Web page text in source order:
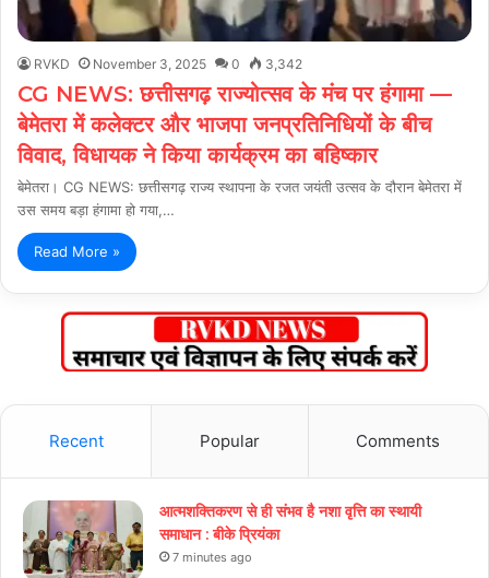
RVKD November 3, 2025 0 3,342
CG NEWS: छत्तीसगढ़ राज्योत्सव के मंच पर हंगामा —
बेमेतरा में कलेक्टर और भाजपा जनप्रतिनिधियों के बीच
विवाद, विधायक ने किया कार्यक्रम का बहिष्कार
बेमेतरा। CG NEWS: छत्तीसगढ़ राज्य स्थापना के रजत जयंती उत्सव के दौरान बेमेतरा में
उस समय बड़ा हंगामा हो गया,…
Read More »
Recent Popular Comments
आत्मशक्तिकरण से ही संभव है नशा वृत्ति का स्थायी
समाधान : बीके प्रियंका
7 minutes ago